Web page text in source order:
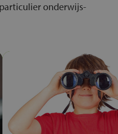
onderwijs-